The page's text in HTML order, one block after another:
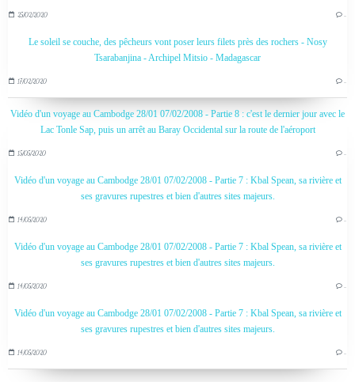
25/02/2020 …
Le soleil se couche, des pêcheurs vont poser leurs filets près des rochers - Nosy
Tsarabanjina - Archipel Mitsio - Madagascar
17/02/2020 …
Vidéo d'un voyage au Cambodge 28/01 07/02/2008 - Partie 8 : c'est le dernier jour avec le
Lac Tonle Sap, puis un arrêt au Baray Occidental sur la route de l'aéroport
15/05/2020 …
Vidéo d'un voyage au Cambodge 28/01 07/02/2008 - Partie 7 : Kbal Spean, sa rivière et
ses gravures rupestres et bien d'autres sites majeurs.
14/05/2020 …
Vidéo d'un voyage au Cambodge 28/01 07/02/2008 - Partie 7 : Kbal Spean, sa rivière et
ses gravures rupestres et bien d'autres sites majeurs.
14/05/2020 …
Vidéo d'un voyage au Cambodge 28/01 07/02/2008 - Partie 7 : Kbal Spean, sa rivière et
ses gravures rupestres et bien d'autres sites majeurs.
14/05/2020 …